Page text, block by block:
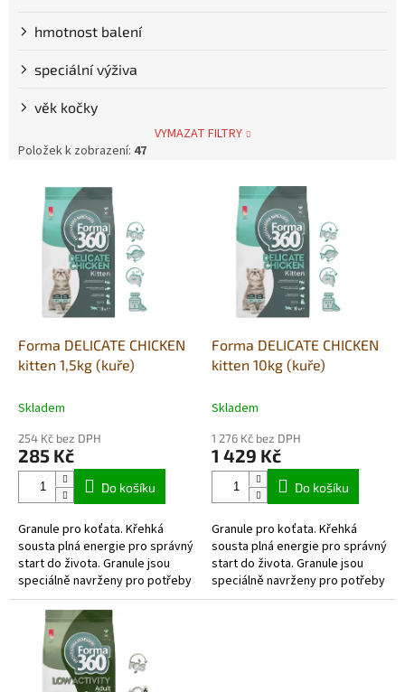
hmotnost balení
speciální výživa
věk kočky
VYMAZAT FILTRY
Položek k zobrazení: 47
Forma DELICATE CHICKEN
kitten 1,5kg (kuře)
Skladem
254 Kč bez DPH
285 Kč
Do košíku
Granule pro koťata. Křehká
sousta plná energie pro správný
start do života. Granule jsou
speciálně navrženy pro potřeby
koťat od odstavu až do dvanácti
měsíců věku....
Forma DELICATE CHICKEN
kitten 10kg (kuře)
Skladem
1 276 Kč bez DPH
1 429 Kč
Do košíku
Granule pro koťata. Křehká
sousta plná energie pro správný
start do života. Granule jsou
speciálně navrženy pro potřeby
koťat od odstavu až do dvanácti